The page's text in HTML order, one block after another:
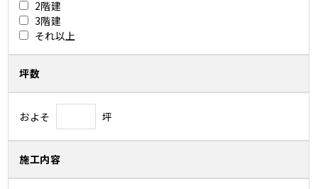
2階建
3階建
それ以上
坪数
およそ 坪
施工内容